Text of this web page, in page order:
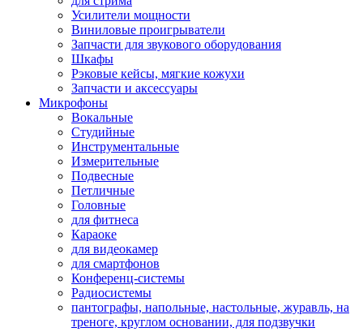
Усилители мощности
Виниловые проигрыватели
Запчасти для звукового оборудования
Шкафы
Рэковые кейсы, мягкие кожухи
Запчасти и аксессуары
Микрофоны
Вокальные
Студийные
Инструментальные
Измерительные
Подвесные
Петличные
Головные
для фитнеса
Караоке
для видеокамер
для смартфонов
Конференц-системы
Радиосистемы
пантографы, напольные, настольные, журавль, на
треноге, круглом основании, для подзвучки